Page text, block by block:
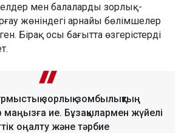
мен балаларды зорлық-
жөніндегі арнайы бөлімшелер
Бірақ осы бағытта өзгерістерді
зорлық-зомбылықтың
ие. Бұзақылармен жүйелі
оңалту және тәрбие